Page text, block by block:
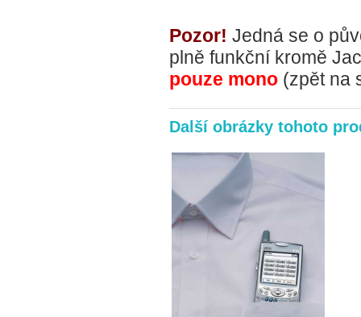
Pozor! Jedná se o
plně funkční kromě
pouze mono (zpět na
Další obrázky tohoto